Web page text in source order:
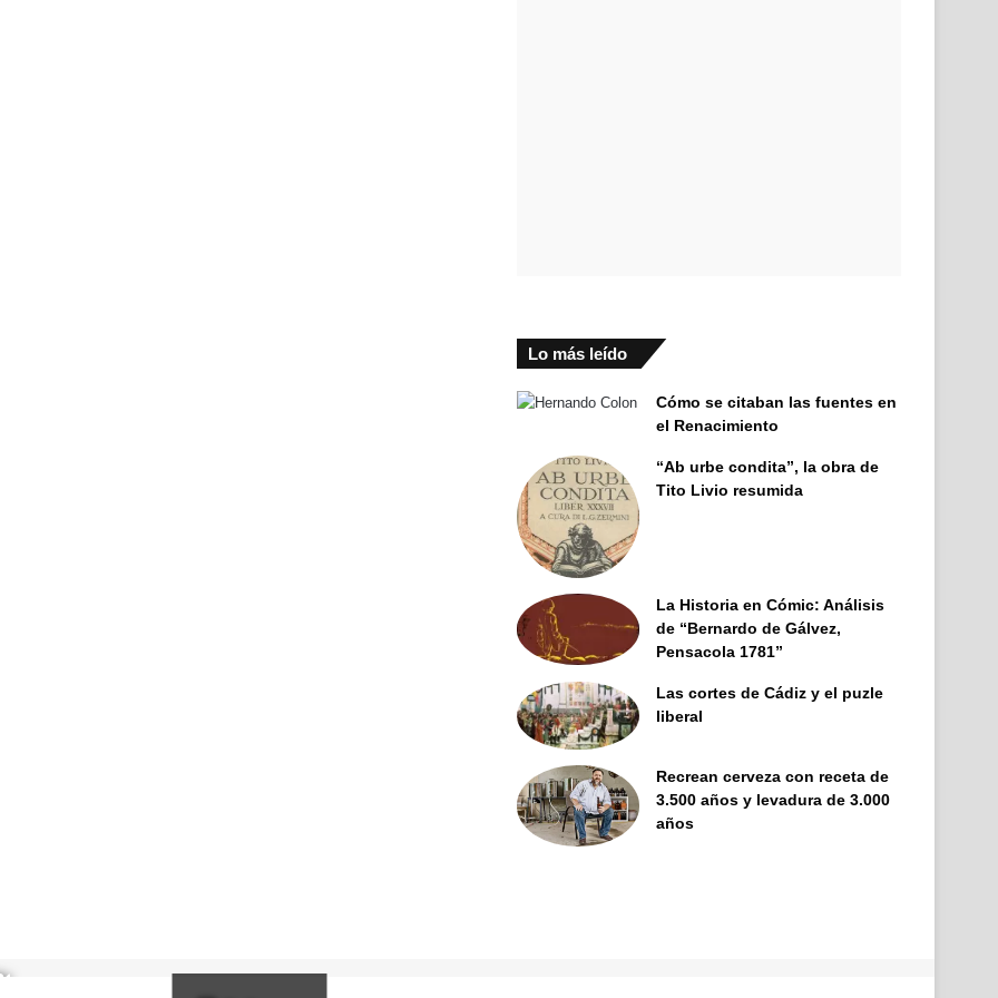
Lo más leído
Cómo se citaban las fuentes en
el Renacimiento
“Ab urbe condita”, la obra de
Tito Livio resumida
La Historia en Cómic: Análisis
de “Bernardo de Gálvez,
Pensacola 1781”
Las cortes de Cádiz y el puzle
liberal
Recrean cerveza con receta de
3.500 años y levadura de 3.000
años